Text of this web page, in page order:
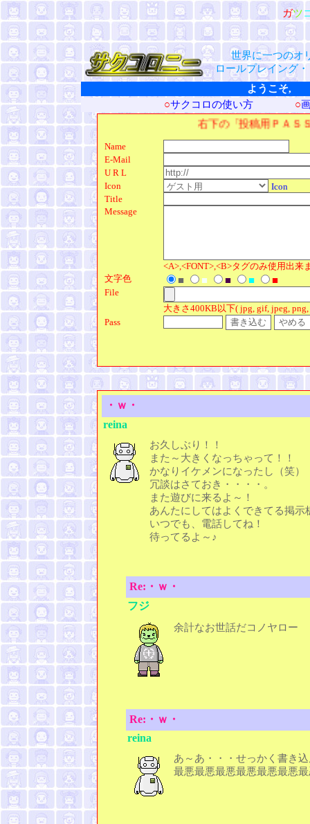
ガツ
世界に一つのオ
ロールプレイング
ようこそ,
○サクコロの使い方○
右下の「投稿用ＰＡＳＳ」の欄に「
Name
E-Mail
U R L
Icon
Icon
Title
Message
<A>,<FONT>,<B>タグのみ使用出来
文字色
■ ■ ■ ■ ■
File
大きさ400KB以下( jpg, gif, jpeg,
Pass
・ｗ・
reina
お久しぶり！！
また～大きくなっちゃって！！
かなりイケメンになったし（笑）
冗談はさておき・・・・。
また遊びに来るよ～！
あんたにしてはよくできてる掲示
いつでも、電話してね！
待ってるよ～♪
Re:・ｗ・
フジ
余計なお世話だコノヤロー
Re:・ｗ・
reina
あ～あ・・・せっかく書き
最悪最悪最悪最悪最悪最悪